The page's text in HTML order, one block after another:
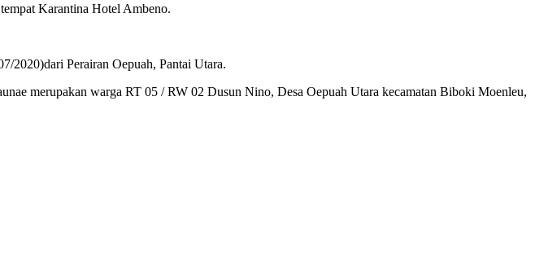
Karantina Hotel Ambeno.
2020)dari Perairan Oepuah, Pantai Utara.
merupakan warga RT 05 / RW 02 Dusun Nino, Desa Oepuah Utara kecamatan Biboki Moenleu,